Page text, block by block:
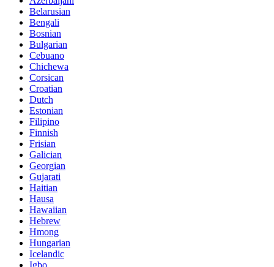
Belarusian
Bengali
Bosnian
Bulgarian
Cebuano
Chichewa
Corsican
Croatian
Dutch
Estonian
Filipino
Finnish
Frisian
Galician
Georgian
Gujarati
Haitian
Hausa
Hawaiian
Hebrew
Hmong
Hungarian
Icelandic
Igbo